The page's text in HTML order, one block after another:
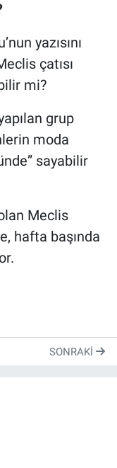
yazısını
çatısı
mi?
grup
moda
sayabilir
Meclis
hafta başında
SONRAKI